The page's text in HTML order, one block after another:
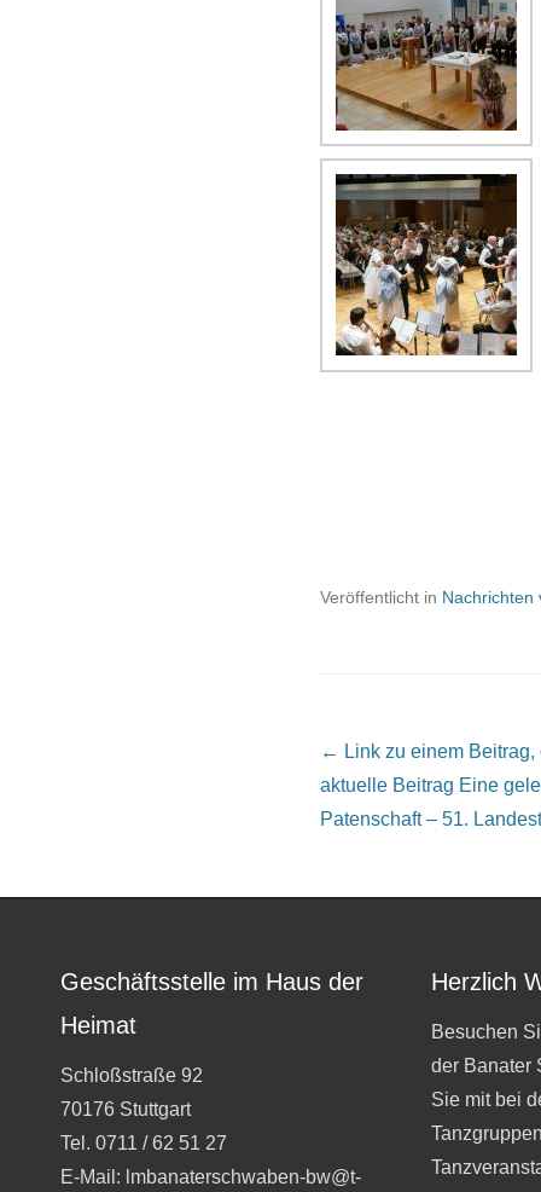
Veröffentlicht in Nachrichten
Beitrags Übersicht
← Link zu einem Beitrag,
aktuelle Beitrag Eine
Patenschaft – 51.
Geschäftsstelle im Haus der
Heimat
Schloßstraße 92
70176 Stuttgart
Tel. 0711 / 62 51 27
E-Mail: lmbanaterschwaben-bw@t-
Herzlich
Besuchen
der Banater
Sie mit bei